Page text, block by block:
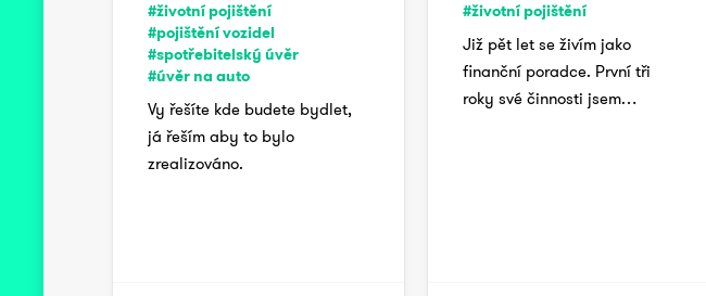
#životní pojištění
#pojištění vozidel
#spotřebitelský úvěr
#úvěr na auto
Vy řešíte kde budete bydlet,
já řeším aby to bylo
zrealizováno.
#životní pojištění
Již pět let se živím jako
finanční poradce. První tři
roky své činnosti jsem…